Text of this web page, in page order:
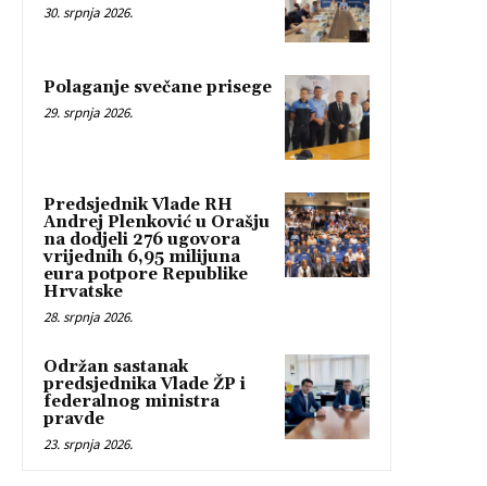
30. srpnja 2026.
Polaganje svečane prisege
29. srpnja 2026.
Predsjednik Vlade RH
Andrej Plenković u Orašju
na dodjeli 276 ugovora
vrijednih 6,95 milijuna
eura potpore Republike
Hrvatske
28. srpnja 2026.
Održan sastanak
predsjednika Vlade ŽP i
federalnog ministra
pravde
23. srpnja 2026.